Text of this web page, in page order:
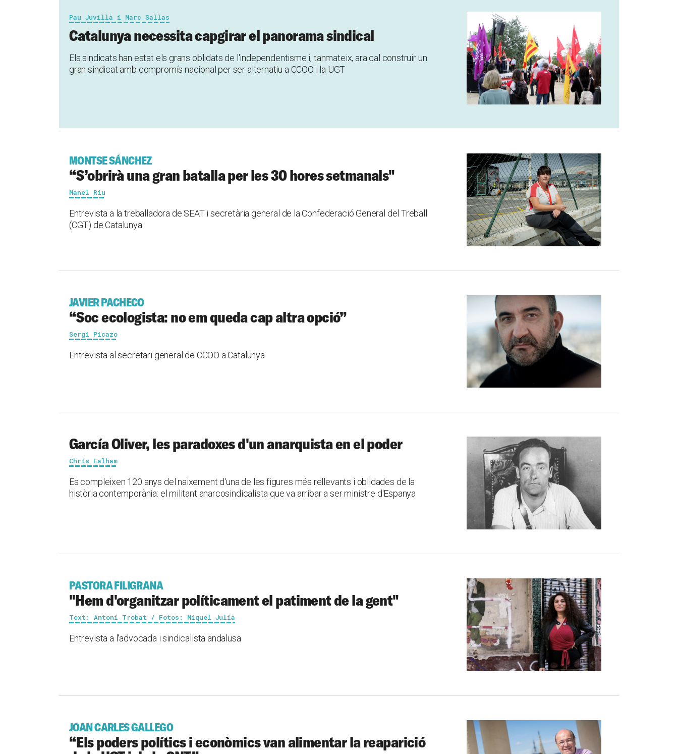
Pau Juvillà i Marc Sallas
Catalunya necessita capgirar el panorama sindical
Els sindicats han estat els grans oblidats de l'independentisme i, tanmateix, ara cal construir un
gran sindicat amb compromís nacional per ser alternatiu a CCOO i la UGT
MONTSE SÁNCHEZ
“S’obrirà una gran batalla per les 30 hores setmanals"
Manel Riu
Entrevista a la treballadora de SEAT i secretària general de la Confederació General del Treball
(CGT) de Catalunya
JAVIER PACHECO
“Soc ecologista: no em queda cap altra opció”
Sergi Picazo
Entrevista al secretari general de CCOO a Catalunya
García Oliver, les paradoxes d'un anarquista en el poder
Chris Ealham
Es compleixen 120 anys del naixement d'una de les figures més rellevants i oblidades de la
història contemporània: el militant anarcosindicalista que va arribar a ser ministre d'Espanya
PASTORA FILIGRANA
"Hem d'organitzar políticament el patiment de la gent"
Text: Antoni Trobat / Fotos: Miquel Julià
Entrevista a l'advocada i sindicalista andalusa
JOAN CARLES GALLEGO
“Els poders polítics i econòmics van alimentar la reaparició